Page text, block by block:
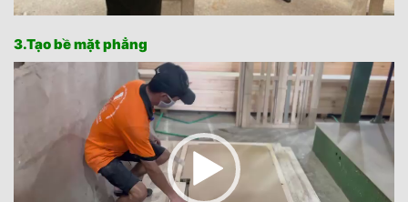
3.Tạo bề mặt phẳng
Trình